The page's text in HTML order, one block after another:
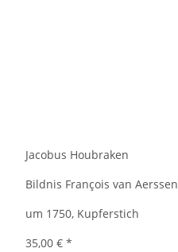
Jacobus Houbraken
Bildnis François van Aerssen
um 1750, Kupferstich
35,00 € *